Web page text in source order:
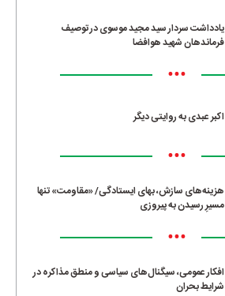
یادداشت سردار سید مجید موسوی در توصیف
فرماندهان شهید هوافضا
•••
اکبر عبدی به روایتی دیگر
•••
هزینه‌های سازش، بهای ایستادگی/ «مقاومت» تنها
مسیرِ رسیدن به پیروزی
•••
افکار عمومی، سیگنال‌های سیاسی و منطق مذاکره در
شرایط بحران